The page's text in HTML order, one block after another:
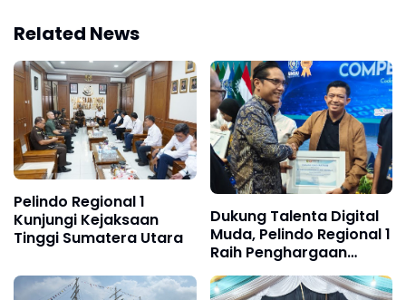
Related News
Pelindo Regional 1
Kunjungi Kejaksaan
Tinggi Sumatera Utara
Dukung Talenta Digital
Muda, Pelindo Regional 1
Raih Penghargaan
Langsung dari Wali Kota
Medan